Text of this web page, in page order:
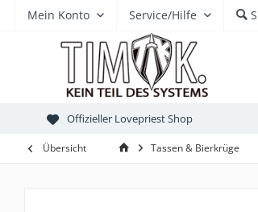
Mein Konto Service/Hilfe
Offizieller Lovepriest Shop
Übersicht Tassen & Bierkrüge